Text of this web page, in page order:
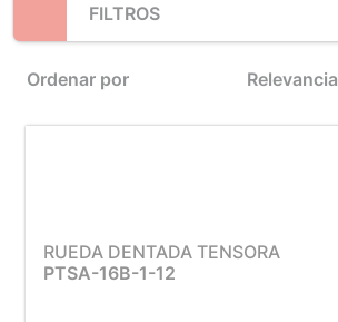
FILTROS
Ordenar por Relevancia
RUEDA DENTADA TENSORA
PTSA-16B-1-12